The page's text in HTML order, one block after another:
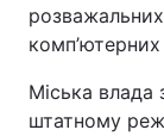
розважальних
комп’ютерних
Міська
штатному